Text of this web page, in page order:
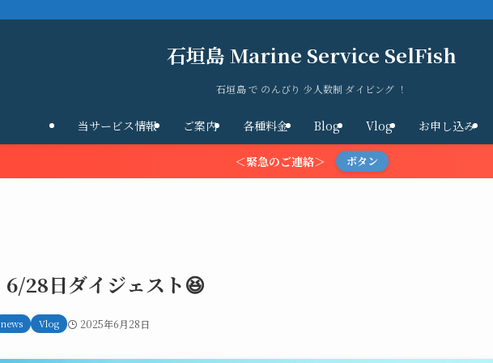
石垣島 Marine Service SelFish
石垣島 で のんびり 少人数制 ダイビング ！
当サービス情報 ご案内 各種料金 Blog Vlog お申し込み
＜緊急のご連絡＞ ボタン
6/28日ダイジェスト😆
news Vlog 2025年6月28日